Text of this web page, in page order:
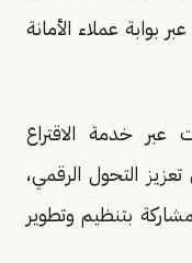
12 إلى 26 محرم 1447هـ، عبر بوابة عملاء الأمانة
عبر خدمة الاقتراع
التحول الرقمي،
بتنظيم وتطوير